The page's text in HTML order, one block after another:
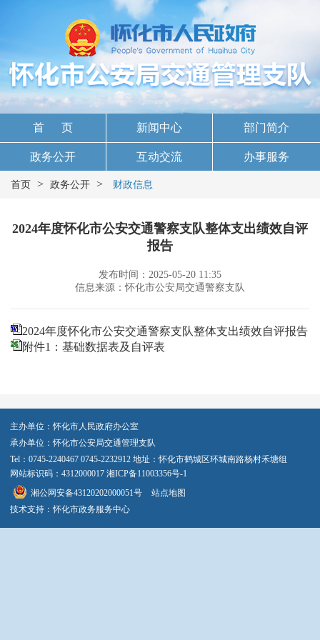
首 页 新闻中心 部门简介
政务公开 互动交流 办事服务
首页 > 政务公开 > 财政信息
2024年度怀化市公安交通警察支队整体支出绩效自评
报告
发布时间：2025-05-20 11:35
信息来源：怀化市公安局交通警察支队
2024年度怀化市公安交通警察支队整体支出绩效自评报告
附件1：基础数据表及自评表
主办单位：怀化市人民政府办公室
承办单位：怀化市公安局交通管理支队
Tel：0745-2240467 0745-2232912 地址：怀化市鹤城区环城南路杨村禾塘组
网站标识码：4312000017 湘ICP备11003356号-1
湘公网安备43120202000051号
站点地图
技术支持：怀化市政务服务中心